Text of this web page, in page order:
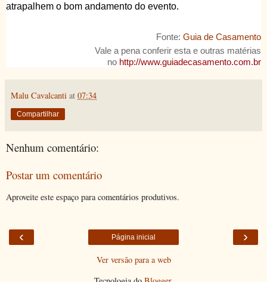
atrapalhem o bom andamento do evento.
Fonte: Guia de Casamento
Vale a pena conferir esta e outras matérias
no http://www.guiadecasamento.com.br
Malu Cavalcanti at 07:34
Compartilhar
Nenhum comentário:
Postar um comentário
Aproveite este espaço para comentários produtivos.
‹ ›
Página inicial
Ver versão para a web